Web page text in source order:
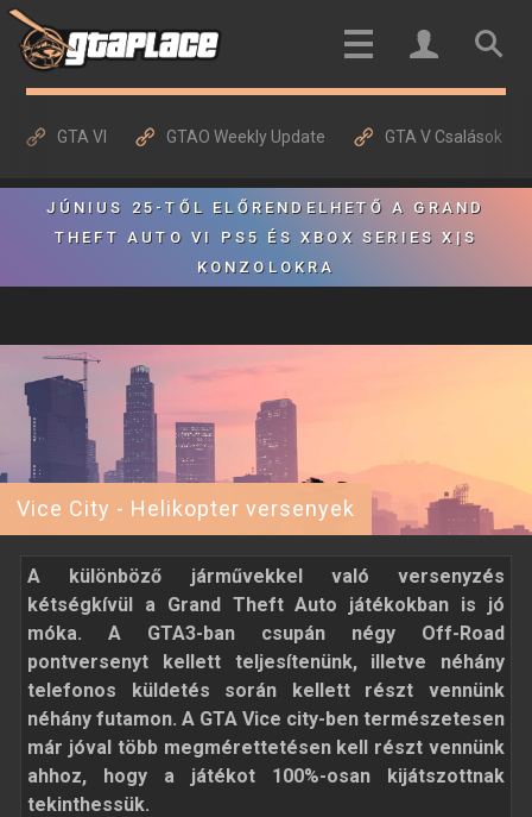
GTA VI GTAO Weekly Update GTA V Csalások
JÚNIUS 25-TŐL ELŐRENDELHETŐ A GRAND
THEFT AUTO VI PS5 ÉS XBOX SERIES X|S
KONZOLOKRA
Vice City - Helikopter versenyek
A különböző járművekkel való versenyzés
kétségkívül a Grand Theft Auto játékokban is jó
móka. A GTA3-ban csupán négy Off-Road
pontversenyt kellett teljesítenünk, illetve néhány
telefonos küldetés során kellett részt vennünk
néhány futamon. A GTA Vice city-ben természetesen
már jóval több megmérettetésen kell részt vennünk
ahhoz, hogy a játékot 100%-osan kijátszottnak
tekinthessük.